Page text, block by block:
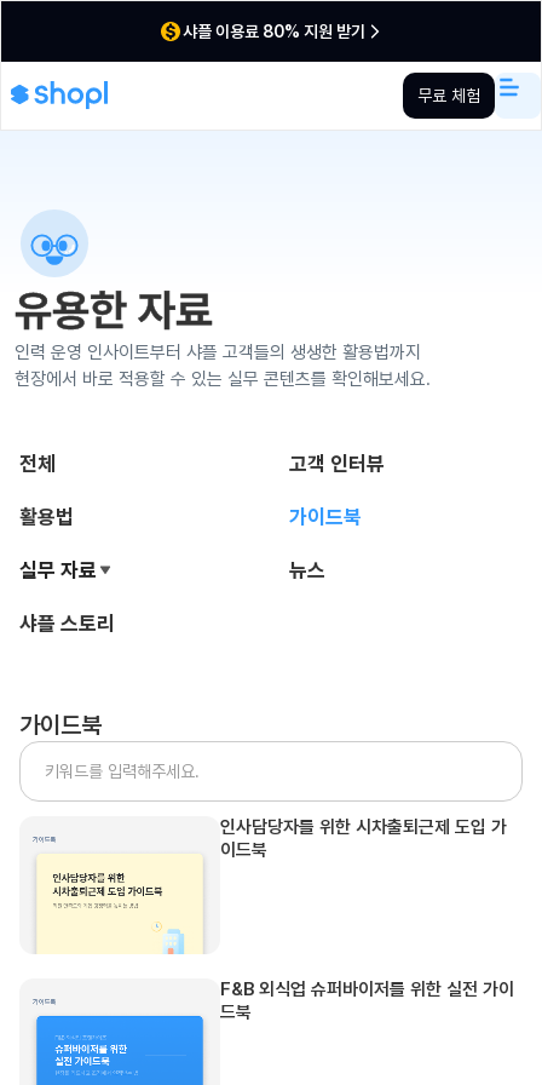
샤플 이용료 80% 지원 받기
무료 체험
유용한 자료
인력 운영 인사이트부터 샤플 고객들의 생생한 활용법까지
현장에서 바로 적용할 수 있는 실무 콘텐츠를 확인해보세요.
전체 고객 인터뷰
활용법 가이드북
실무 자료 뉴스
샤플 스토리
가이드북
인사담당자를 위한 시차출퇴근제 도입 가
이드북
F&B 외식업 슈퍼바이저를 위한 실전 가이
드북